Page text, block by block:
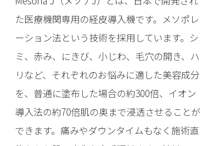
た医療機関専用の経皮導入機です。メソポレ
ーション法という技術を採用しています。シ
ミ、赤み、にきび、小じわ、毛穴の開き、ハ
リなど、それぞれのお悩みに適した美容成分
を、普通に塗布した場合の約300倍、イオン
導入法の約70倍肌の奥まで浸透させることが
できます。痛みやダウンタイムもなく施術直